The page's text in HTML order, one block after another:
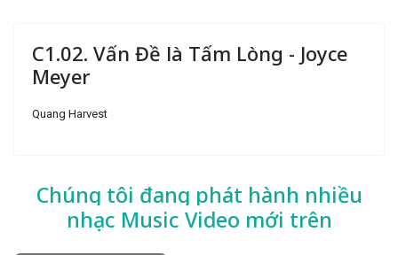
C1.02. Vấn Đề là Tấm Lòng - Joyce
Meyer
Quang Harvest
Chúng tôi đang phát hành nhiều
nhạc Music Video mới trên